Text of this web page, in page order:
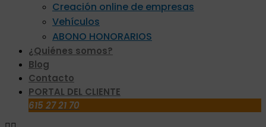
Creación online de empresas
Vehículos
ABONO HONORARIOS
¿Quiénes somos?
Blog
Contacto
PORTAL DEL CLIENTE
615 27 21 70